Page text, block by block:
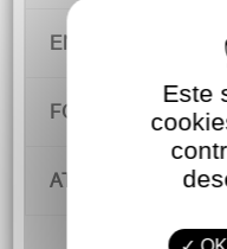
ENVÍOS Y
FORMAS DE PAGO
ATENCIÓN AL
Este